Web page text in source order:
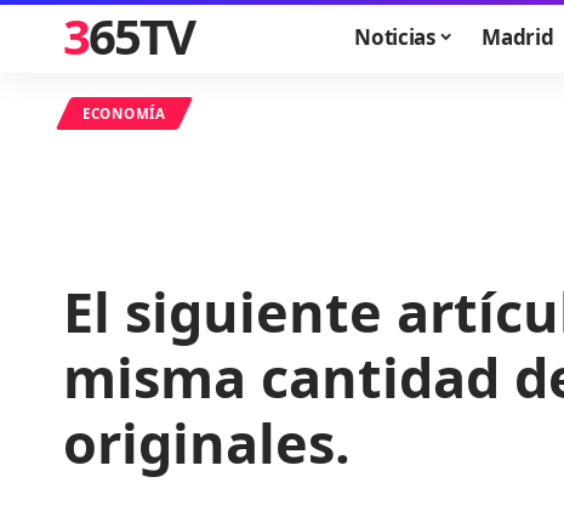
365TV Noticias Madrid
ECONOMÍA
El siguiente
misma cantidad
originales.